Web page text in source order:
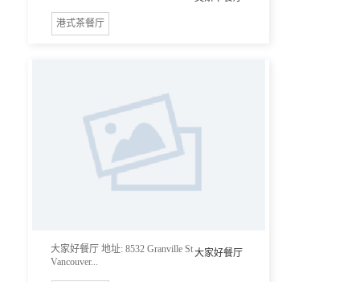
港式茶餐厅
大家好餐厅
大家好餐厅 地址: 8532 Granville St
Vancouver...